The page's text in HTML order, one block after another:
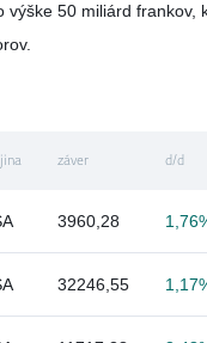
výške 50 miliárd frankov,
záver d/d
3960,28
32246,55